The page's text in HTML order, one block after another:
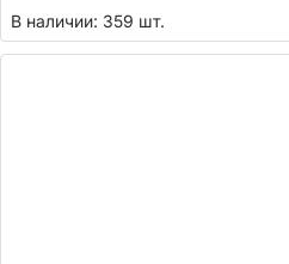
В наличии: 359 шт.